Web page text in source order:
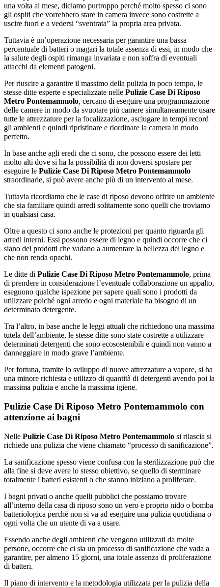
una volta al mese, diciamo purtroppo perché molto spesso ci sono
gli ospiti che vorrebbero stare in camera invece sono costrette a
uscire fuori e a vedersi “sventrata” la propria area privata.
Tuttavia è un’operazione necessaria per garantire una bassa
percentuale di batteri o magari la totale assenza di essi, in modo che
la salute degli ospiti rimanga invariata e non soffra di eventuali
attacchi da elementi patogeni.
Per riuscire a garantire il massimo della pulizia in poco tempo, le
stesse ditte esperte e specializzate nelle Pulizie Case Di Riposo
Metro Pontemammolo, cercano di eseguire una programmazione
delle camere in modo da svuotare più camere simultaneamente usare
tutte le attrezzature per la focalizzazione, asciugare in tempi record
gli ambienti e quindi ripristinare e riordinare la camera in modo
perfetto.
In base anche agli eredi che ci sono, che possono essere dei letti
molto alti dove si ha la possibilità di non doversi spostare per
eseguire le Pulizie Case Di Riposo Metro Pontemammolo
straordinarie, si può avere anche più di un intervento al mese.
Tuttavia ricordiamo che le case di riposo devono offrire un ambiente
che sia familiare quindi arredi solitamente sono quelli che troviamo
in qualsiasi casa.
Oltre a questo ci sono anche le protezioni per quanto riguarda gli
arredi interni. Essi possono essere di legno e quindi occorre che ci
siano dei prodotti che vadano a aumentare la bellezza del legno e
che non renda opachi.
Le ditte di Pulizie Case Di Riposo Metro Pontemammolo, prima
di prendere in considerazione l’eventuale collaborazione un appalto,
eseguono qualche ispezione per sapere quali sono i prodotti da
utilizzare poiché ogni arredo e ogni materiale ha bisogno di un
determinato detergente.
Tra l’altro, in base anche le leggi attuali che richiedono una massima
tutela dell’ambiente, le stesse ditte sono state costrette a utilizzare
determinati detergenti che sono ecosostenibili e quindi non vanno a
danneggiare in modo grave l’ambiente.
Per fortuna, tramite lo sviluppo di nuove attrezzature a vapore, si ha
una minore richiesta e utilizzo di quantità di detergenti avendo poi la
massima pulizia e anche la massima igiene.
Pulizie Case Di Riposo Metro Pontemammolo con
attenzione ai bagni
Nelle Pulizie Case Di Riposo Metro Pontemammolo si rilascia si
richiede una pulizia che viene chiamato “processo di sanificazione”.
La sanificazione spesso viene confusa con la sterilizzazione può che
alla fine si deve avere lo stesso obiettivo, se quello di sterminare
totalmente i batteri esistenti o che stanno iniziano a proliferare.
I bagni privati o anche quelli pubblici che possiamo trovare
all’interno della casa di riposo sono un vero e proprio nido o bomba
batteriologica perché non si va ad eseguire una pulizia quotidiana o
ogni volta che un utente di va a usare.
Essendo anche degli ambienti che vengono utilizzati da molte
persone, occorre che ci sia un processo di sanificazione che vada a
garantire, per almeno 15 giorni, una totale assenza di proliferazione
di batteri.
Il piano di intervento e la metodologia utilizzata per la pulizia della